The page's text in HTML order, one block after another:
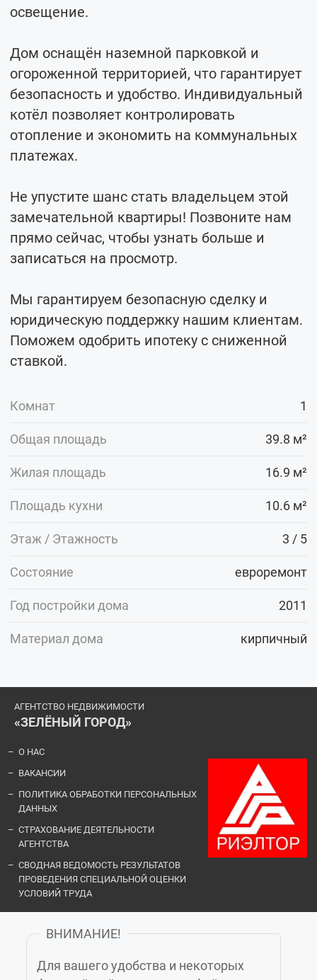
освещение.
Дом оснащён наземной парковкой и
огороженной территорией, что гарантирует
безопасность и удобство. Индивидуальный
котёл позволяет контролировать
отопление и экономить на коммунальных
платежах.
Не упустите шанс стать владельцем этой
замечательной квартиры! Позвоните нам
прямо сейчас, чтобы узнать больше и
записаться на просмотр.
Мы гарантируем безопасную сделку и
юридическую поддержку нашим клиентам.
Поможем одобрить ипотеку с сниженной
ставкой.
Комнат 1
Общая площадь 39.8 м²
Жилая площадь 16.9 м²
Площадь кухни 10.6 м²
Этаж / Этажность 3 / 5
Состояние евроремонт
Год постройки дома 2011
Материал дома кирпичный
АГЕНТСТВО НЕДВИЖИМОСТИ
«ЗЕЛЁНЫЙ ГОРОД»
О НАС
ВАКАНСИИ
ПОЛИТИКА ОБРАБОТКИ ПЕРСОНАЛЬНЫХ
ДАННЫХ
СТРАХОВАНИЕ ДЕЯТЕЛЬНОСТИ
АГЕНТСТВА
СВОДНАЯ ВЕДОМОСТЬ РЕЗУЛЬТАТОВ
ПРОВЕДЕНИЯ СПЕЦИАЛЬНОЙ ОЦЕНКИ
УСЛОВИЙ ТРУДА
«ЗЕЛЁНЫЙ ГОРОД»
ВНИМАНИЕ!
Для вашего удобства и некоторых